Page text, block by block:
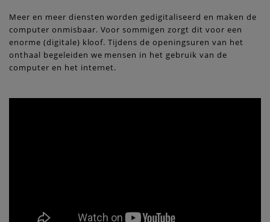
Meer en meer diensten worden gedigitaliseerd en maken de
computer onmisbaar. Voor sommigen zorgt dit voor een
enorme (digitale) kloof. Tijdens de openingsuren van het
onthaal begeleiden we mensen in het gebruik van de
computer en het internet.